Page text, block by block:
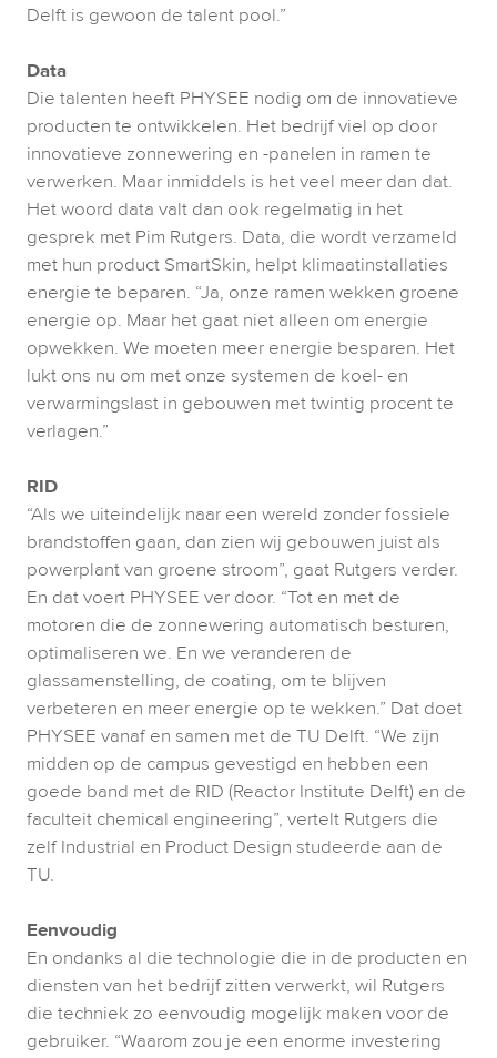
Delft is gewoon de talent pool.”
Data
Die talenten heeft PHYSEE nodig om de innovatieve
producten te ontwikkelen. Het bedrijf viel op door
innovatieve zonnewering en -panelen in ramen te
verwerken. Maar inmiddels is het veel meer dan dat.
Het woord data valt dan ook regelmatig in het
gesprek met Pim Rutgers. Data, die wordt verzameld
met hun product SmartSkin, helpt klimaatinstallaties
energie te beparen. “Ja, onze ramen wekken groene
energie op. Maar het gaat niet alleen om energie
opwekken. We moeten meer energie besparen. Het
lukt ons nu om met onze systemen de koel- en
verwarmingslast in gebouwen met twintig procent te
verlagen.”
RID
“Als we uiteindelijk naar een wereld zonder fossiele
brandstoffen gaan, dan zien wij gebouwen juist als
powerplant van groene stroom”, gaat Rutgers verder.
En dat voert PHYSEE ver door. “Tot en met de
motoren die de zonnewering automatisch besturen,
optimaliseren we. En we veranderen de
glassamenstelling, de coating, om te blijven
verbeteren en meer energie op te wekken.” Dat doet
PHYSEE vanaf en samen met de TU Delft. “We zijn
midden op de campus gevestigd en hebben een
goede band met de RID (Reactor Institute Delft) en de
faculteit chemical engineering”, vertelt Rutgers die
zelf Industrial en Product Design studeerde aan de
TU.
Eenvoudig
En ondanks al die technologie die in de producten en
diensten van het bedrijf zitten verwerkt, wil Rutgers
die techniek zo eenvoudig mogelijk maken voor de
gebruiker. “Waarom zou je een enorme investering